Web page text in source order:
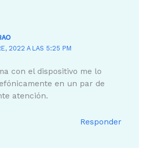
2022 A LAS 5:25 PM
con el dispositivo me lo
en un par de
atención.
Responder